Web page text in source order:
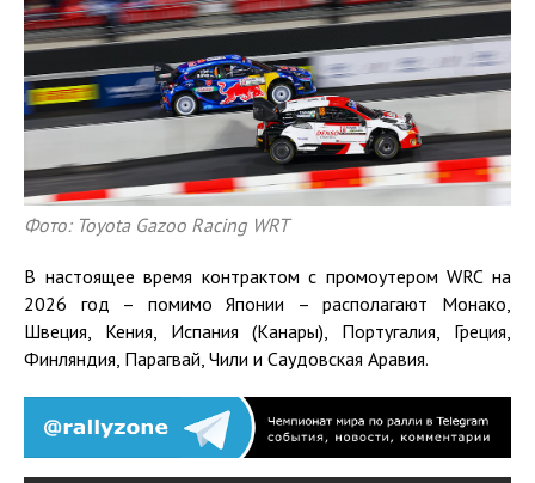
Фото: Toyota Gazoo Racing WRT
В настоящее время контрактом с промоутером WRC на
2026 год – помимо Японии – располагают Монако,
Швеция, Кения, Испания (Канары), Португалия, Греция,
Финляндия, Парагвай, Чили и Саудовская Аравия.